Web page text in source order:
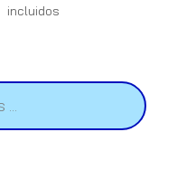
incluidos